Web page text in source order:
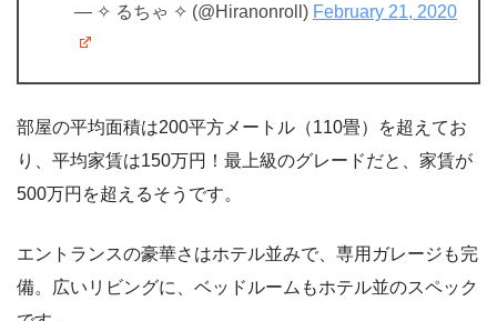
— ✧ るちゃ ✧ (@Hiranonroll) February 21, 2020
部屋の平均面積は200平方メートル（110畳）を超えてお
り、平均家賃は150万円！最上級のグレードだと、家賃が
500万円を超えるそうです。
エントランスの豪華さはホテル並みで、専用ガレージも完
備。広いリビングに、ベッドルームもホテル並のスペック